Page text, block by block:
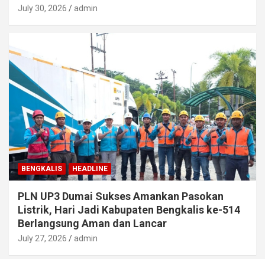
July 30, 2026 admin
BENGKALIS HEADLINE
PLN UP3 Dumai Sukses Amankan Pasokan
Listrik, Hari Jadi Kabupaten Bengkalis ke-514
Berlangsung Aman dan Lancar
July 27, 2026 admin